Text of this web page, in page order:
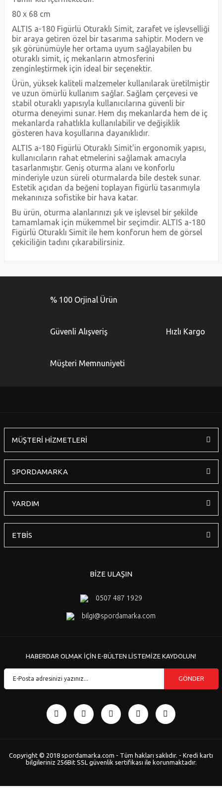
80 x 68 cm
ALTIS a-180 Figürlü Oturaklı Simit, zarafet ve işlevselliği
bir araya getiren özel bir tasarıma sahiptir. Modern ve
şık görünümüyle her ortama uyum sağlayabilen bu
oturaklı simit, iç mekanların atmosferini
zenginleştirmek için ideal bir seçenektir.
Ürün, yüksek kaliteli malzemeler kullanılarak üretilmiştir
ve uzun ömürlü kullanım sağlar. Sağlam çerçevesi ve
stabil oturaklı yapısıyla kullanıcılarına güvenli bir
oturma deneyimi sunar. Hem dış mekanlarda hem de iç
mekanlarda rahatlıkla kullanılabilir ve değişiklik
gösteren hava koşullarına dayanıklıdır.
ALTIS a-180 Figürlü Oturaklı Simit'in ergonomik yapısı,
kullanıcıların rahat etmelerini sağlamak amacıyla
tasarlanmıştır. Geniş oturma alanı ve konforlu
minderiyle uzun süreli oturmalarda bile destek sunar.
Estetik açıdan da beğeni toplayan figürlü tasarımıyla
mekanınıza sofistike bir hava katar.
Bu ürün, oturma alanlarınızı şık ve işlevsel bir şekilde
tamamlamak için mükemmel bir seçimdir. ALTIS a-180
Figürlü Oturaklı Simit ile hem konforun hem de görsel
çekiciliğin tadını çıkarabilirsiniz.
Görüş ve önerileriniz için teşekkür ederiz.
Ürün resmi kalitesiz, bozuk veya görüntülenemiyor.
Gönder
% 100 Orjinal Ürün
Güvenli Alışveriş Hızlı Kargo
Müşteri Memnuniyeti
MÜŞTERİ HİZMETLERİ
SPORDAMARKA
YARDIM
ETBİS
BİZE ULAŞIN
0507 487 1929
bilgi@spordamarka.com
HABERDAR OLMAK İÇİN E-BÜLTEN LİSTEMİZE KAYDOLUN!
GÖNDER
Copyright © 2018 spordamarka.com - Tüm hakları saklıdır. - Kredi kartı
bilgileriniz 256Bit SSL güvenlik sertifikası ile korunmaktadır.